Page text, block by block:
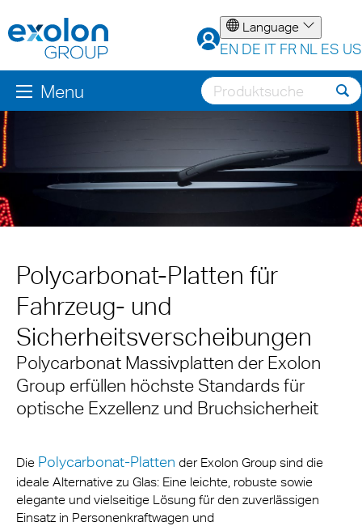
Language
EN DE IT FR NL ES US
Menu
Polycarbonat-Platten für
Fahrzeug- und
Sicherheitsverscheibungen
Polycarbonat Massivplatten der Exolon
Group erfüllen höchste Standards für
optische Exzellenz und Bruchsicherheit
Die Polycarbonat-Platten der Exolon Group sind die
ideale Alternative zu Glas: Eine leichte, robuste sowie
elegante und vielseitige Lösung für den zuverlässigen
Einsatz in Personenkraftwagen und